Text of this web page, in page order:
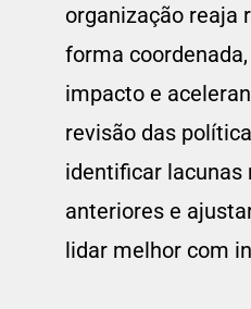
organização reaja
forma
impacto e
revisão das
identificar lacunas
anteriores e
lidar melhor com